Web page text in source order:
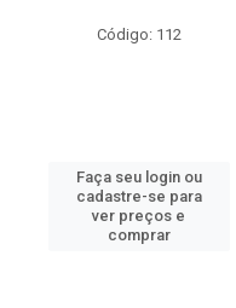
Código: 112
Faça seu login ou
cadastre-se para
ver preços e
comprar